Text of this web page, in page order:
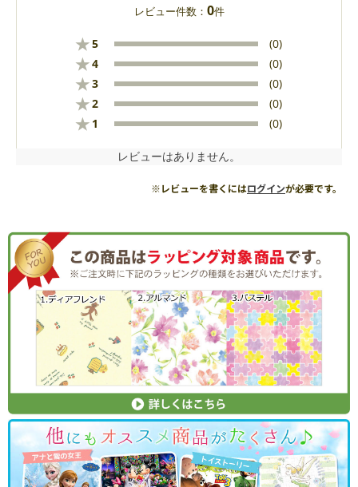
レビュー件数： 0件
★5 (0)
★4 (0)
★3 (0)
★2 (0)
★ 1 (0)
レビューはありません。
※レビューを書くにはログインが必要です。